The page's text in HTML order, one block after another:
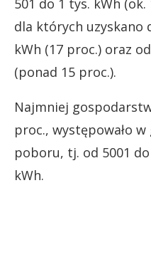
501 do 1 tys. kWh
dla których uzyskano
kWh (17 proc.) oraz
(ponad 15 proc.).
Najmniej
proc., występowało
poboru, tj. od 5001
kWh.